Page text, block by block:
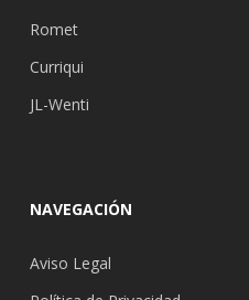
Romet
Curriqui
JL-Wenti
NAVEGACIÓN
Aviso Legal